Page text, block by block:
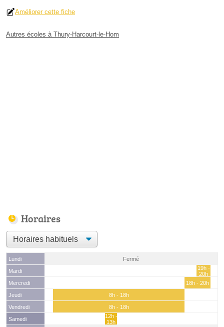
Améliorer cette fiche
Autres écoles à Thury-Harcourt-le-Hom
Horaires
Lundi
Fermé
Mardi
19h -
20h
Mercredi
18h - 20h
Jeudi
8h - 18h
Vendredi
8h - 18h
Samedi
12h -
13h